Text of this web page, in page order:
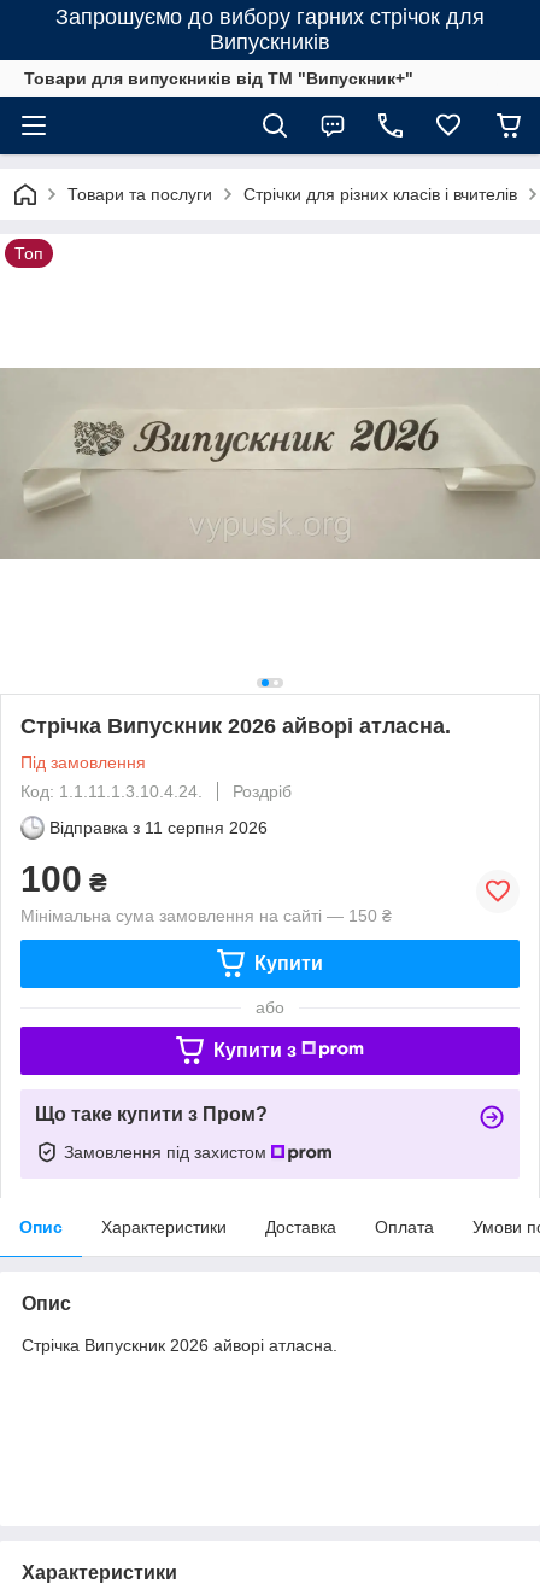
Запрошуємо до вибору гарних стрічок для
Випускників
Товари для випускників від ТМ "Випускник+"
Товари та послуги Стрічки для різних класів і вчителів
Топ
Стрічка Випускник 2026 айворі атласна.
Під замовлення
Код: 1.1.11.1.3.10.4.24.
Роздріб
Відправка з 11 серпня 2026
100 ₴
Мінімальна сума замовлення на сайті — 150 ₴
Купити
або
Купити з
Що таке купити з Пром?
Замовлення під захистом
Опис Характеристики Доставка Оплата Умови
Опис
Стрічка Випускник 2026 айворі атласна.
Характеристики